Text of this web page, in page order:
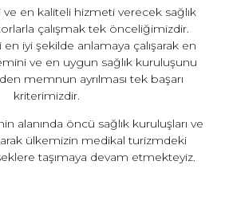
ve en kaliteli hizmeti verecek sağlık
çalışmak tek önceliğimizdir.
iyi şekilde anlamaya çalışarak en
ve en uygun sağlık kuruluşunu
memnun ayrılması tek başarı
kriterimizdir.
alanında öncü sağlık kuruluşları ve
ülkemizin medikal turizmdeki
taşımaya devam etmekteyiz.